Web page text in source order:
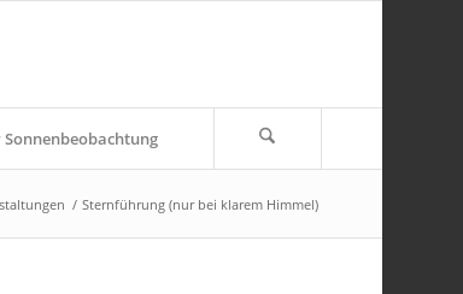
/ Sternführung (nur bei klarem Himmel)